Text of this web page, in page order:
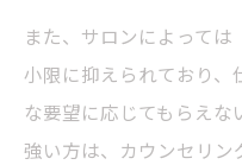
また、サロンによって
小限に抑えられており
な要望に応じてもらえ
強い方は、カウンセリ